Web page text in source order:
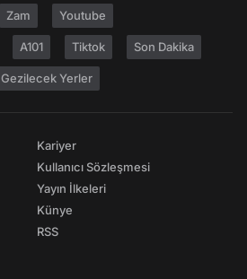
Zam Youtube
A101 Tiktok Son Dakika
Gezilecek Yerler
Kariyer
Kullanıcı Sözleşmesi
Yayın İlkeleri
Künye
RSS